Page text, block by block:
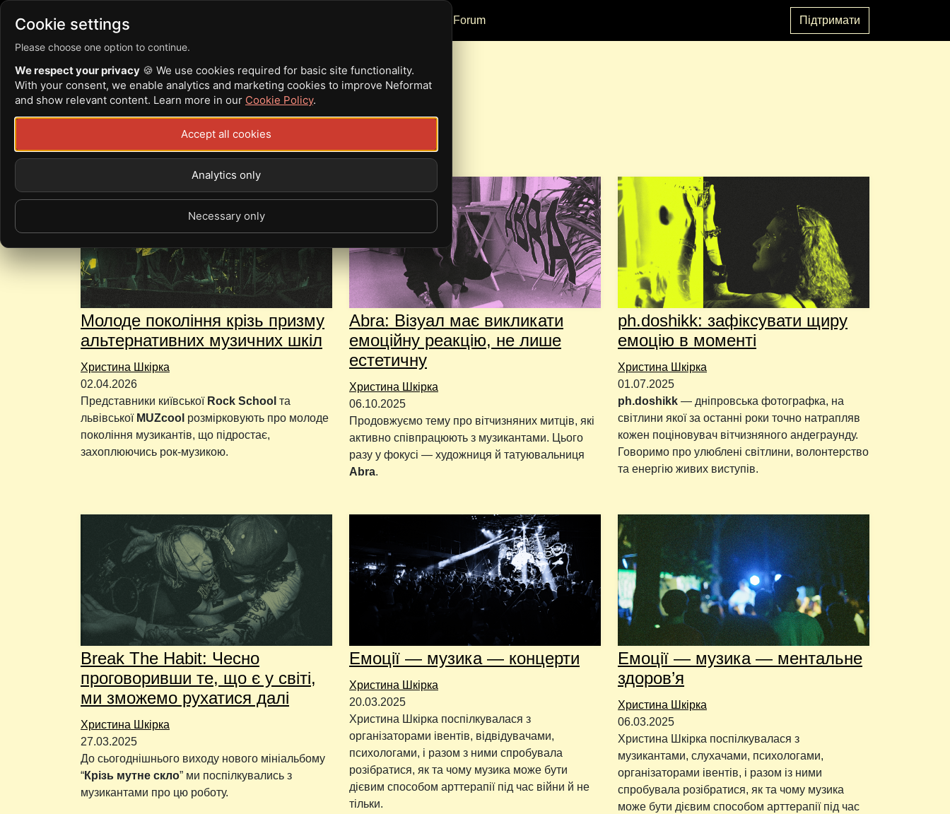
Forum Підтримати
ХРИСТИНА ШКІРКА
Молоде покоління крізь призму
альтернативних музичних шкіл
Христина Шкірка
02.04.2026
Представники київської Rock School та
львівської MUZcool розмірковують про молоде
покоління музикантів, що підростає,
захоплюючись рок-музикою.
Abra: Візуал має викликати
емоційну реакцію, не лише
естетичну
Христина Шкірка
06.10.2025
Продовжуємо тему про вітчизняних митців, які
активно співпрацюють з музикантами. Цього
разу у фокусі — художниця й татуювальниця
Abra.
ph.doshikk: зафіксувати щиру
емоцію в моменті
Христина Шкірка
01.07.2025
ph.doshikk — дніпровська фотографка, на
світлини якої за останні роки точно натрапляв
кожен поціновувач вітчизняного андеграунду.
Говоримо про улюблені світлини, волонтерство
та енергію живих виступів.
Break The Habit: Чесно
проговоривши те, що є у світі,
ми зможемо рухатися далі
Христина Шкірка
27.03.2025
До сьогоднішнього виходу нового мініальбому
“Крізь мутне скло” ми поспілкувались з
музикантами про цю роботу.
Емоції — музика — концерти
Христина Шкірка
20.03.2025
Христина Шкірка поспілкувалася з
організаторами івентів, відвідувачами,
психологами, і разом з ними спробувала
розібратися, як та чому музика може бути
дієвим способом арттерапії під час війни й не
тільки.
Емоції — музика — ментальне
здоров’я
Христина Шкірка
06.03.2025
Христина Шкірка поспілкувалася з
музикантами, слухачами, психологами,
організаторами івентів, і разом із ними
спробувала розібратися, як та чому музика
може бути дієвим способом арттерапії під час
Cookie settings
Please choose one option to continue.
We respect your privacy 🍪 We use cookies required for basic site functionality.
With your consent, we enable analytics and marketing cookies to improve Neformat
and show relevant content. Learn more in our Cookie Policy.
Accept all cookies
Analytics only
Necessary only